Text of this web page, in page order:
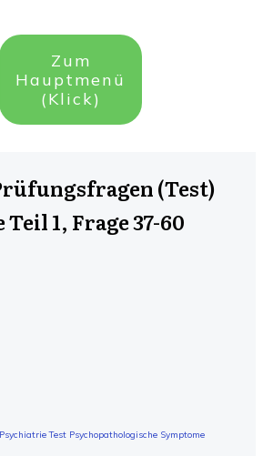
Zum
Hauptmenü
(Klick)
(Test)
1, Frage 37-60
Test Psychopathologische Symptome